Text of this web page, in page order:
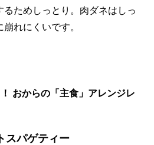
ためしっとり。肉ダネはしっ
れにくいです。
おからの「主食」アレンジレ
スパゲティー